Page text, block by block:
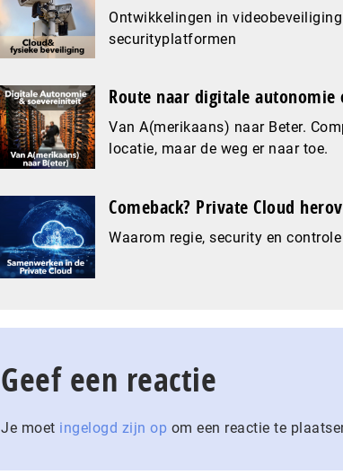
Ontwikkelingen in
securityplatformen
Route naar digitale
Van A(merikaans) naar Beter.
locatie, maar de weg er naar toe.
Comeback? Private Cloud
Waarom regie, security en
Geef een reactie
Je moet ingelogd zijn op om een reactie te